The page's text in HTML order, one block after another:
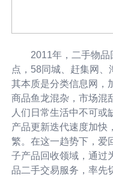
2011年，二手物品
点，58同城、赶集网、
其本质是分类信息网，
商品鱼龙混杂，市场混
人们日常生活中不可或
产品更新迭代速度加快
繁。在这一趋势下，爱
子产品回收领域，通过
品二手交易服务，率先